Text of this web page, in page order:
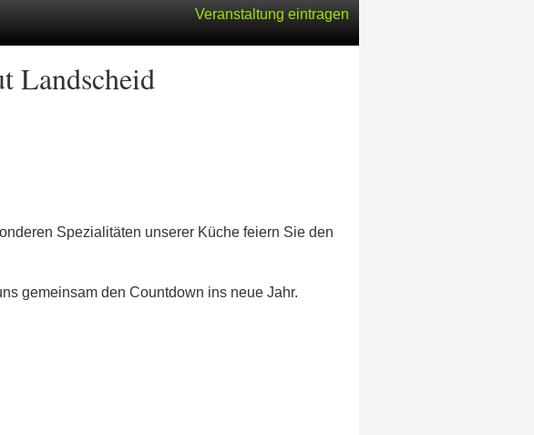
Veranstaltung eintragen
Landscheid
Spezialitäten unserer Küche feiern Sie den
gemeinsam den Countdown ins neue Jahr.